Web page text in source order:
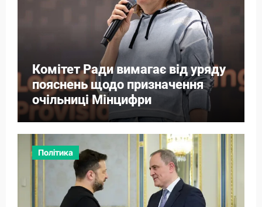
Комітет Ради вимагає від уряду
пояснень щодо призначення
очільниці Мінцифри
Політика